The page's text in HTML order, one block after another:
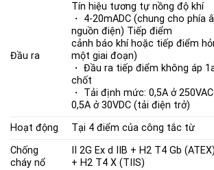
Đầu ra
Tín hiệu tương tự nồng độ khí
・ 4-20mADC (chung cho phía
nguồn điện) Tiếp điểm
cảnh báo khí hoặc tiếp điểm
một giai đoạn)
・ Đầu ra tiếp điểm không áp
chốt
・ Tải định mức: 0,5A ở
0,5A ở 30VDC (tải điện trở)
Hoạt động
Tại 4 điểm của công tắc từ
Chống
cháy nổ
II 2G Ex d IIB + H2 T4 Gb
+ H2 T4 X (TIIS)